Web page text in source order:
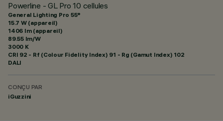
Powerline - GL Pro 10 cellules
General Lighting Pro 55°
15.7 W (appareil)
1406 lm (appareil)
89.55 lm/W
3000 K
CRI 92 - Rf (Colour Fidelity Index) 91 - Rg (Gamut Index) 102
DALI
CONÇU PAR
iGuzzini